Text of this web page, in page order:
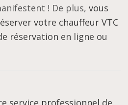
! De plus, vous
votre chauffeur VTC
réservation en ligne ou
service professionnel de